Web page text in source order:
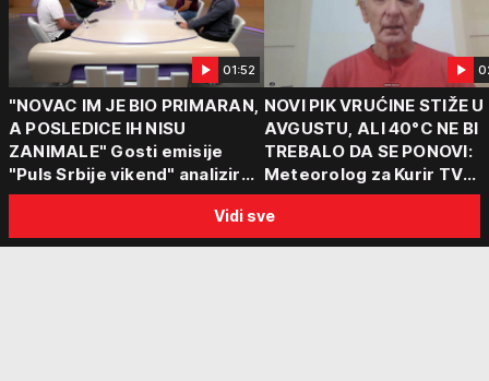
01:52
"NOVAC IM JE BIO PRIMARAN,
A POSLEDICE IH NISU
ZANIMALE" Gosti emisije
"Puls Srbije vikend" analizirali
slučajeve koji su potresli
Srbiju: Zločin se ne isplati
NOVI PIK VRUĆINE STIŽE U
AVGUSTU, ALI 40°C NE BI
TREBALO DA SE PONOVI:
Meteorolog za Kurir TV
objasnio šta nas čeka:
za ozbiljne padavine su
Vidi sve